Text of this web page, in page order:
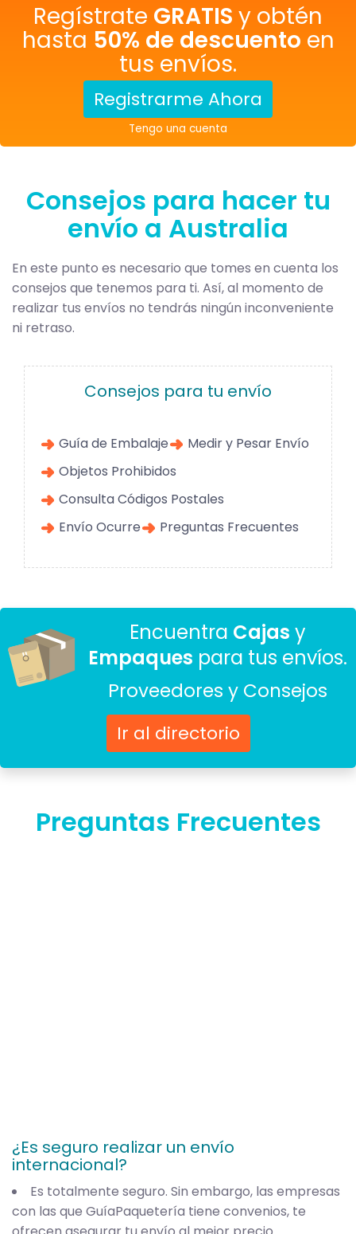
Regístrate GRATIS y obtén
hasta 50% de descuento en
tus envíos.
Registrarme Ahora
Tengo una cuenta
Consejos para hacer tu
envío a Australia
En este punto es necesario que tomes en cuenta los
consejos que tenemos para ti. Así, al momento de
realizar tus envíos no tendrás ningún inconveniente
ni retraso.
Consejos para tu envío
Guía de Embalaje
Medir y Pesar Envío
Objetos Prohibidos
Consulta Códigos Postales
Envío Ocurre
Preguntas Frecuentes
Encuentra Cajas y
Empaques para tus envíos.
Proveedores y Consejos
Ir al directorio
Preguntas Frecuentes
¿Es seguro realizar un envío
internacional?
Es totalmente seguro. Sin embargo, las empresas
con las que GuíaPaquetería tiene convenios, te